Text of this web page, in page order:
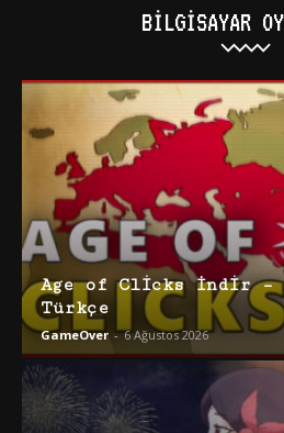
BILGISAYAR
Age of Clicks İndir –
Türkçe
GameOver - 6 Ağustos 2026